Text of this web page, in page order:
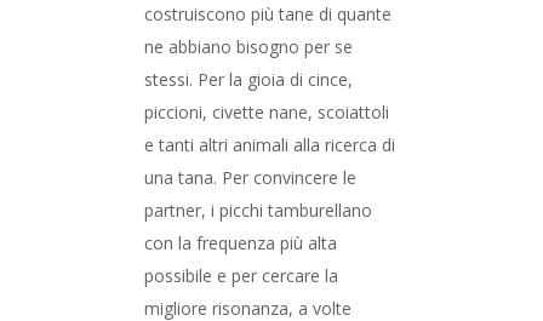
costruiscono più tane di quante
ne abbiano bisogno per se
stessi. Per la gioia di cince,
piccioni, civette nane, scoiattoli
e tanti altri animali alla ricerca di
una tana. Per convincere le
partner, i picchi tamburellano
con la frequenza più alta
possibile e per cercare la
migliore risonanza, a volte